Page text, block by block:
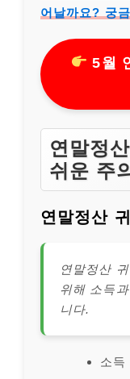
어날까요? 궁
5월
연말정
쉬운 주
연말정산
연말정산
위해 소득
니다.
소득